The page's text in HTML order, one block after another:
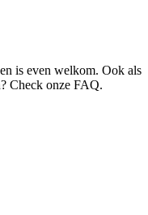
is even welkom. Ook als
Check onze FAQ.